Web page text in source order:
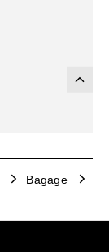
Bagage